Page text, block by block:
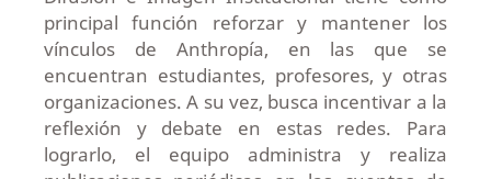
principal función reforzar y mantener los
vínculos de Anthropía, en las que se
encuentran estudiantes, profesores, y otras
organizaciones. A su vez, busca incentivar a la
reflexión y debate en estas redes. Para
lograrlo, el equipo administra y realiza